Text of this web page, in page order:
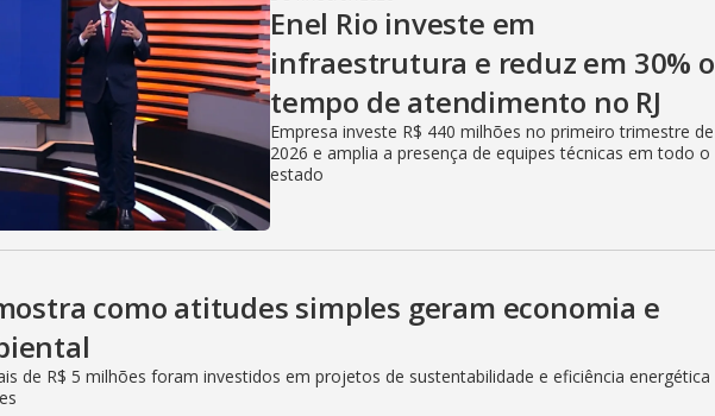
i
d
e
Enel Rio investe em
infraestrutura e reduz em 30% o
tempo de atendimento no RJ
Empresa investe R$ 440 milhões no primeiro trimestre de
2026 e amplia a presença de equipes técnicas em todo o
estado
como atitudes simples geram economia e
de R$ 5 milhões foram investidos em projetos de sustentabilidade e eficiência energética